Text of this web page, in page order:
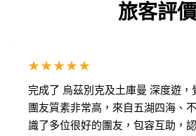
旅客評價
★★★★★
完成了 烏茲別克及土庫曼 深度遊，
團友質素非常高，來自五湖四海、
識了多位很好的團友，包容互助，